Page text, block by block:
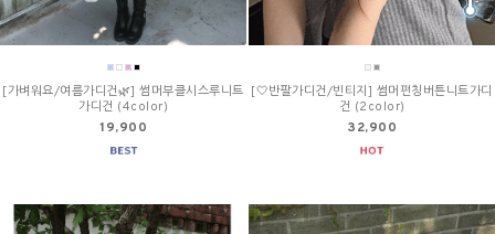
[가벼워요/여름가디건🌿] 썸머부클시스루니트
가디건 (4color)
19,900
[🤍반팔가디건/빈티지] 썸머펀칭버튼니트가디
건 (2color)
32,900